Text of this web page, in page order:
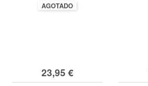
AGOTADO
23,95 €